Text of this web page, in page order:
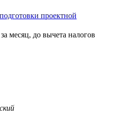
проектной
за месяц, до вычета налогов